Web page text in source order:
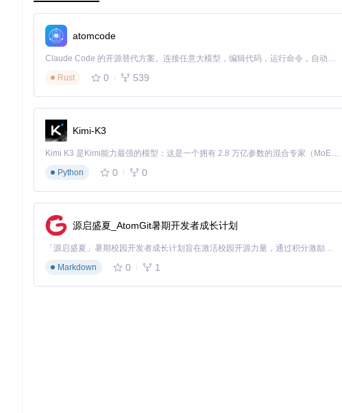
echo
"✅ 已安装:
return
fi
check_dependency
check_dependency
check_dependency
echo -e
"\n=== 系统资源检查 ==="
free -h | awk
'/Mem:/ {print "内存: " $2 " (推荐至少16GB)"}'
df -h . | awk '/\// {print "磁盘空间: " $4 " (推荐至少20GB)"}'
⚠️ 风险提示：Python版本必须严格控制在3.8-3.11之间，过高版本会导
2.2 环境配置分步指南
atomcode
Claude Code 的开源替代方案。连接任意大模型，编辑代码，运行命令，自动验证 — 全自动执行。用 Rust 构建，极致性能。 ｜ An open-source alternative to Claude Code. Connect any LLM, edit code, run commands, and verify changes — autonomously. Built in Rust for speed. Get Started
Rust
0 539
Kimi-K3
Kimi K3 是Kimi能力最强的模型：这是一个拥有 2.8 万亿参数的混合专家（MoE）模型，具备原生视觉理解能力，并支持 100 万 token 的上下文窗口。
Python
0 0
源启盛夏_AtomGit暑期开发者成长计划
「源启盛夏」暑期校园开发者成长计划旨在激活校园开源力量，通过积分激励、认证扶持、资源倾斜等形式，引导高校组织和开发者完成「入驻 — 建项目 — 做贡献 — 获认证 — 得资源」的完整闭环。无论你是想带领社团入驻平台的组织者，还是希望用代码贡献证明自己的开发者，都能在这里找到属于你的成长路径。
Markdown
0 1